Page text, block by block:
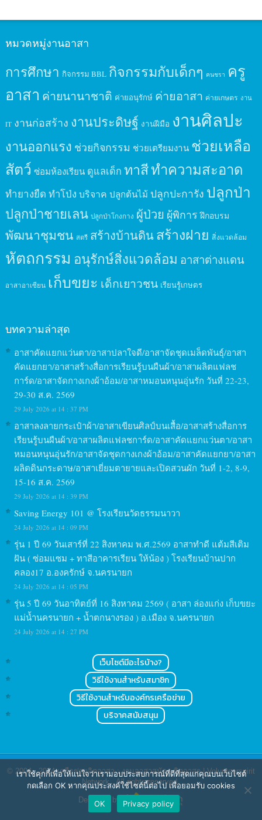
หมวดหมู่งานอาสา
การศึกษา กิจกรรม BBL กิจกรรมกับเด็กๆ คนชรา ครู
อาสา ค่ายนานาชาติ ค่ายอนุรักษ์ ค่ายอาสา ค่ายเกษตร งาน
IT งานก่อสร้าง งานประดิษฐ์ งานฝีมือ งานศิลปะ
งานออกแรง ช่วยกิจกรรม ช่วยเตรียมงาน ช่วยเหลือ
สัตว์ ซ่อมห้องเรียน ดูแลเด็ก ทาสีทำความสะอาด
ทำยางยืด ทำโป่ง บริจาค ปลูกต้นไม้ ปลูกปะการัง ปลูกป่า
ปลูกป่าชายเลน ปลูกป่าโกงกาง ผู้ป่วย ผู้พิการ ฝึกอบรม
พัฒนาชุมชน สตรี สร้างบ้านดินสร้างฝาย สิ่งแวดล้อม
หัตถกรรม อนุรักษ์สิ่งแวดล้อม อาสาต่างแดน
อาสาอาเซียน เก็บขยะ เด็กเยาวชน เรียนรู้เกษตร
บทความล่าสุด
อาสาคัดแยกแว่นตา/อาสาปลาใจดี/อาสาจัดชุดเมล็ดพันธุ์/อาสา
คัดแยกยา/อาสาสร้างสื่อการเรียนรู้บนผืนผ้า/อาสาผลิตแฟลช
การ์ด/อาสาจัดกางเกงผ้าอ้อม/อาสาหมอนหนุนอุ่นรัก วันที่ 22-23,
29-30 ส.ค. 2569
29 July 2026 at 14 : 37 PM
อาสาลงลายกระเป๋าผ้า/อาสาเขียนศิลป์บนเสื้อ/อาสาสร้างสื่อการ
เรียนรู้บนผืนผ้า/อาสาผลิตแฟลชการ์ด/อาสาคัดแยกแว่นตา/อาสา
หมอนหนุนอุ่นรัก/อาสาจัดชุดกางเกงผ้าอ้อม/อาสาคัดแยกยา/อาสา
ผลิตดินกระดาษ/อาสาเยี่ยมตายายและเปิดสวนผัก วันที่ 1-2, 8-9,
15-16 ส.ค. 2569
29 July 2026 at 14 : 39 PM
Saving Energy 101 @ โรงเรียนวัดธรรมนาวา
24 July 2026 at 14 : 09 PM
รุ่น 1 ปี 69 วันเสาร์ที่ 22 สิงหาคม พ.ศ.2569 อาสาทำดี แต้มสีเติม
ฝัน ( ซ่อมแซม + ทาสีอาคารเรียน ให้น้อง ) โรงเรียนบ้านปาก
คลอง17 อ.องครักษ์ จ.นครนายก
24 July 2026 at 14 : 05 PM
รุ่น 5 ปี 69 วันอาทิตย์ที่ 16 สิงหาคม 2569 ( อาสา ล่องแก่ง เก็บขยะ
แม่น้ำนครนายก + น้ำตกนางรอง ) อ.เมือง จ.นครนายก
24 July 2026 at 14 : 27 PM
เว็บไซต์มีอะไรบ้าง?
วิธีใช้งานสำหรับสมาชิก
วิธีใช้งานสำหรับองค์กรเครือข่าย
บริจาคสนับสนุน
© 2004 - 2024เครือข่ายจิตอาสา : งานอาสาสมัคร จิตอาสา | Volunteerspirit
Network . All rights reserved.
Designed by
เราใช้คุกกี้เพื่อให้แน่ใจว่าเรามอบประสบการณ์ที่ดีที่สุดแก่คุณบนเว็บไซต์
กดเลือก OK หากคุณประสงค์ใช้ไซต์นี้ต่อไป เพื่อยอมรับ cookies
OK
Privacy policy